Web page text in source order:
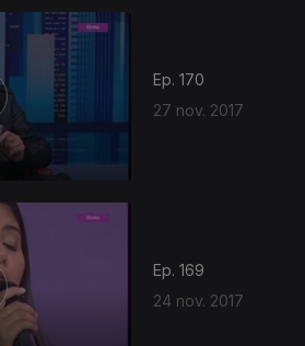
Ep. 170
27 nov. 2017
Ep. 169
24 nov. 2017